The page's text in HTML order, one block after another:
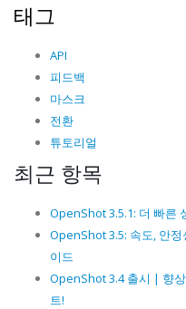
태그
API
피드백
마스크
전환
튜토리얼
최근 항목
OpenShot 3.5.1: 더 빠른
OpenShot 3.5: 속도, 안
이드
OpenShot 3.4 출시 | 향
트!